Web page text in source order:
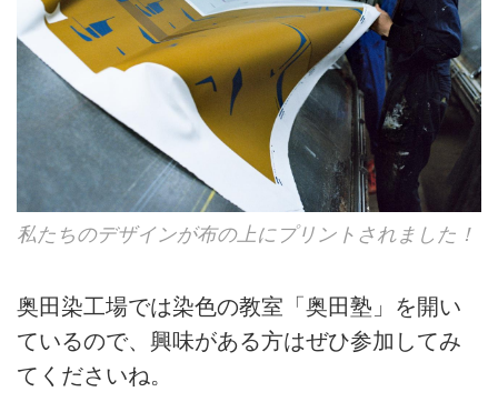
私たちのデザインが布の上にプリントされました！
奥田染工場では染色の教室「奥田塾」を開い
ているので、興味がある方はぜひ参加してみ
てくださいね。